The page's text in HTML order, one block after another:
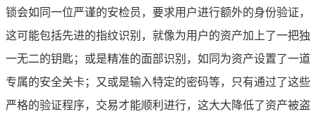
锁会如同一位严谨的安检员，要求用户进行额外的身份验证，
这可能包括先进的指纹识别，就像为用户的资产加上了一把独
一无二的钥匙；或是精准的面部识别，如同为资产设置了一道
专属的安全关卡；又或是输入特定的密码等，只有通过了这些
严格的验证程序，交易才能顺利进行，这大大降低了资产被盗